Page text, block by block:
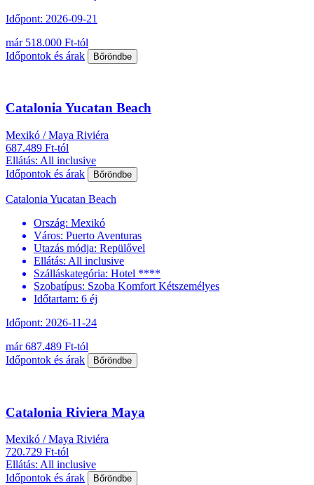
Időpont: 2026-09-21
már 518.000 Ft-tól
Időpontok és árak
Bőröndbe
Catalonia Yucatan Beach
Mexikó / Maya Riviéra
687.489 Ft-tól
Ellátás: All inclusive
Időpontok és árak
Bőröndbe
Catalonia Yucatan Beach
Ország: Mexikó
Város: Puerto Aventuras
Utazás módja: Repülővel
Ellátás: All inclusive
Szálláskategória: Hotel ****
Szobatípus: Szoba Komfort Kétszemélyes
Időtartam: 6 éj
Időpont: 2026-11-24
már 687.489 Ft-tól
Időpontok és árak
Bőröndbe
Catalonia Riviera Maya
Mexikó / Maya Riviéra
720.729 Ft-tól
Ellátás: All inclusive
Időpontok és árak
Bőröndbe